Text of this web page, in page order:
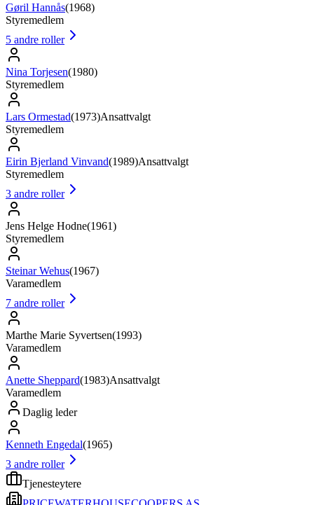
Gøril Hannås(1968)
Styremedlem
5 andre roller
Nina Torjesen(1980)
Styremedlem
Lars Ormestad(1973)Ansattvalgt
Styremedlem
Eirin Bjerland Vinvand(1989)Ansattvalgt
Styremedlem
3 andre roller
Jens Helge Hodne(1961)
Styremedlem
Steinar Wehus(1967)
Varamedlem
7 andre roller
Marthe Marie Syvertsen(1993)
Varamedlem
Anette Sheppard(1983)Ansattvalgt
Varamedlem
Daglig leder
Kenneth Engedal(1965)
3 andre roller
Tjenesteytere